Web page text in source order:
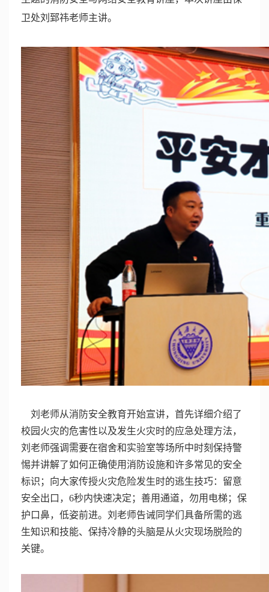
卫处刘郅祎老师主讲。
刘老师从消防安全教育开始宣讲，首先详细介绍了
校园火灾的危害性以及发生火灾时的应急处理方法，
刘老师强调需要在宿舍和实验室等场所中时刻保持警
惕并讲解了如何正确使用消防设施和许多常见的安全
标识；向大家传授火灾危险发生时的逃生技巧：留意
安全出口， 6秒内快速决定；善用通道，勿用电梯；保
护口鼻，低姿前进。刘老师告诫同学们具备所需的逃
生知识和技能、保持冷静的头脑是从火灾现场脱险的
关键。